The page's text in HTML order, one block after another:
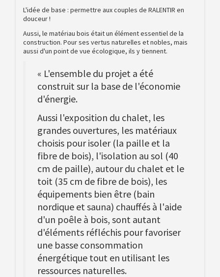
L'idée de base : permettre aux couples de RALENTIR en
douceur !
Aussi, le matériau bois était un élément essentiel de la
construction. Pour ses vertus naturelles et nobles, mais
aussi d'un point de vue écologique, ils y tiennent.
« L'ensemble du projet a été
construit sur la base de l'économie
d'énergie.
Aussi l'exposition du chalet, les
grandes ouvertures, les matériaux
choisis pour isoler (la paille et la
fibre de bois), l'isolation au sol (40
cm de paille), autour du chalet et le
toit (35 cm de fibre de bois), les
équipements bien être (bain
nordique et sauna) chauffés à l'aide
d'un poêle à bois, sont autant
d'éléments réfléchis pour favoriser
une basse consommation
énergétique tout en utilisant les
ressources naturelles.